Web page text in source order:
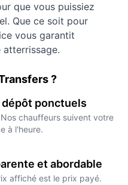
que vous puissiez
Que ce soit pour
vous garantit
?
ponctuels
chauffeurs suivent votre
à l'heure.
et abordable
affiché est le prix payé.